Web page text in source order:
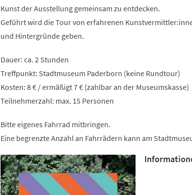
Kunst der Ausstellung gemeinsam zu entdecken.
Geführt wird die Tour von erfahrenen
und Hintergründe geben.
Dauer: ca. 2 Stunden
Treffpunkt: Stadtmuseum Paderborn (keine Rundtour)
Kosten: 8 € / ermäßigt 7 € (zahlbar an der Museumskasse)
Teilnehmerzahl: max. 15 Personen
Bitte eigenes Fahrrad mitbringen.
Eine begrenzte Anzahl an Fahrrädern kann am